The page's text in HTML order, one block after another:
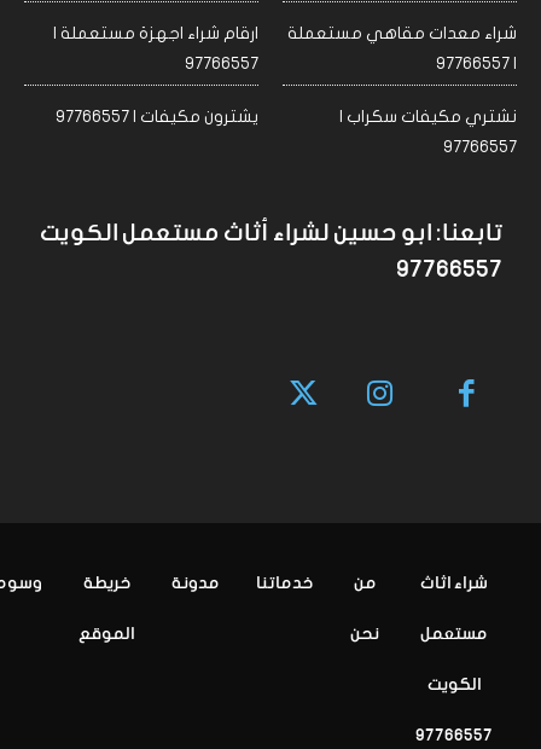
شراء معدات مقاهي مستعملة
| 97766557
ارقام شراء اجهزة مستعملة |
97766557
نشتري مكيفات سكراب |
97766557
يشترون مكيفات | 97766557
تابعنا: ابو حسين لشراء أثاث مستعمل الكويت
97766557
شراء اثاث
مستعمل
الكويت
97766557
من
نحن
خدماتنا مدونة خريطة
الموقع